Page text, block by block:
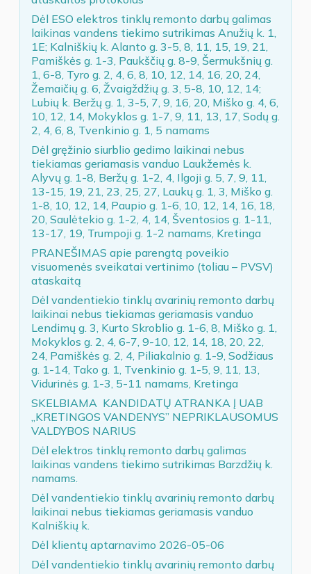
Dėl ESO elektros tinklų remonto darbų galimas
laikinas vandens tiekimo sutrikimas Anužių k. 1,
1E; Kalniškių k. Alanto g. 3-5, 8, 11, 15, 19, 21,
Pamiškės g. 1-3, Paukščių g. 8-9, Šermukšnių g.
1, 6-8, Tyro g. 2, 4, 6, 8, 10, 12, 14, 16, 20, 24,
Žemaičių g. 6, Žvaigždžių g. 3, 5-8, 10, 12, 14;
Lubių k. Beržų g. 1, 3-5, 7, 9, 16, 20, Miško g. 4, 6,
10, 12, 14, Mokyklos g. 1-7, 9, 11, 13, 17, Sodų g.
2, 4, 6, 8, Tvenkinio g. 1, 5 namams
Dėl gręžinio siurblio gedimo laikinai nebus
tiekiamas geriamasis vanduo Laukžemės k.
Alyvų g. 1-8, Beržų g. 1-2, 4, Ilgoji g. 5, 7, 9, 11,
13-15, 19, 21, 23, 25, 27, Laukų g. 1, 3, Miško g.
1-8, 10, 12, 14, Paupio g. 1-6, 10, 12, 14, 16, 18,
20, Saulėtekio g. 1-2, 4, 14, Šventosios g. 1-11,
13-17, 19, Trumpoji g. 1-2 namams, Kretinga
PRANEŠIMAS apie parengtą poveikio
visuomenės sveikatai vertinimo (toliau – PVSV)
ataskaitą
Dėl vandentiekio tinklų avarinių remonto darbų
laikinai nebus tiekiamas geriamasis vanduo
Lendimų g. 3, Kurto Skroblio g. 1-6, 8, Miško g. 1,
Mokyklos g. 2, 4, 6-7, 9-10, 12, 14, 18, 20, 22,
24, Pamiškės g. 2, 4, Piliakalnio g. 1-9, Sodžiaus
g. 1-14, Tako g. 1, Tvenkinio g. 1-5, 9, 11, 13,
Vidurinės g. 1-3, 5-11 namams, Kretinga
SKELBIAMA KANDIDATŲ ATRANKA Į UAB
„KRETINGOS VANDENYS” NEPRIKLAUSOMUS
VALDYBOS NARIUS
Dėl elektros tinklų remonto darbų galimas
laikinas vandens tiekimo sutrikimas Barzdžių k.
namams.
Dėl vandentiekio tinklų avarinių remonto darbų
laikinai nebus tiekiamas geriamasis vanduo
Kalniškių k.
Dėl klientų aptarnavimo 2026-05-06
Dėl vandentiekio tinklų avarinių remonto darbų